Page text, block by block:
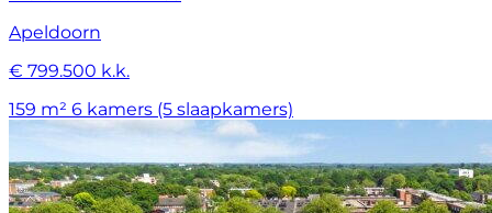
Apeldoorn
€ 799.500 k.k.
159 m² 6 kamers (5 slaapkamers)